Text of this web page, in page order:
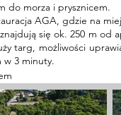
do morza i prysznicem.
AGA, gdzie na
się ok. 250 m
targ, możliwości
w 3 minuty.